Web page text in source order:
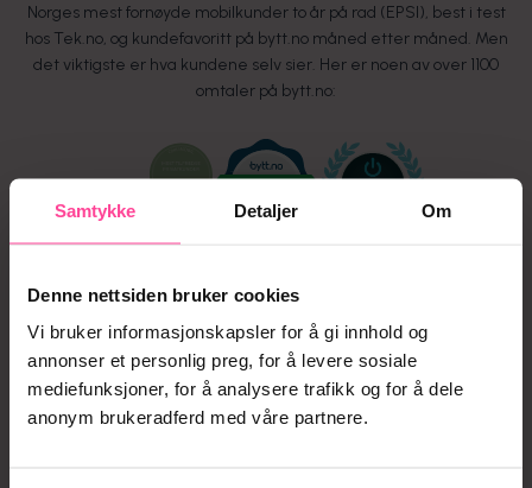
Samtykke Detaljer Om
Denne nettsiden bruker cookies
Vi bruker informasjonskapsler for å gi innhold og
annonser et personlig preg, for å levere sosiale
mediefunksjoner, for å analysere trafikk og for å dele
anonym brukeradferd med våre partnere.
Norges mest fornøyde mobilkunder to år på rad (EPSI), best i test
hos Tek.no, og kundefavoritt på bytt.no måned etter måned. Men
det viktigste er hva kundene selv sier. Her er noen av over 1100
omtaler på bytt.no:
Lett å bytte til Chilimobil
Omtale avBengt N
Å bytte over til Chilimobil gikk smertefritt som jeg ble
fortalt